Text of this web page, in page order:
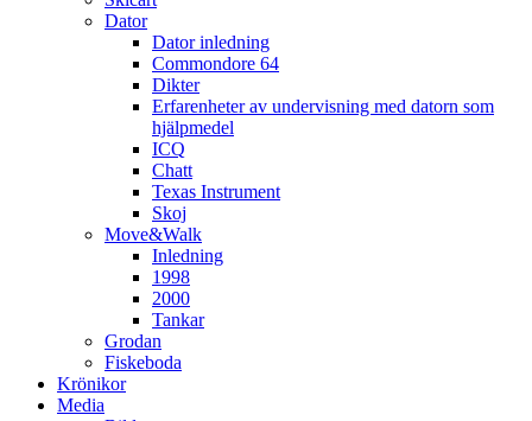
Dator
Dator inledning
Commondore 64
Dikter
Erfarenheter av undervisning med datorn som
hjälpmedel
ICQ
Chatt
Texas Instrument
Skoj
Move&Walk
Inledning
1998
2000
Tankar
Grodan
Fiskeboda
Krönikor
Media